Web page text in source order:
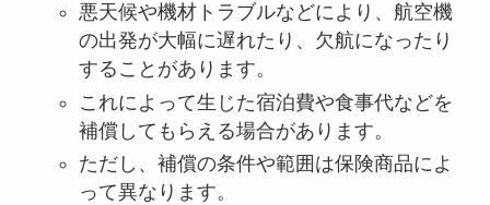
悪天候や機材トラブルなどにより、航空機
の出発が大幅に遅れたり、欠航になったり
することがあります。
これによって生じた宿泊費や食事代などを
補償してもらえる場合があります。
ただし、補償の条件や範囲は保険商品によ
って異なります。